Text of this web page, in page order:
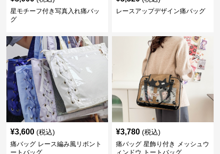
星モチーフ付き写真入れ痛バッ
グ
レースアップデザイン痛バッグ
¥3,600 (税込)
痛バッグ レース編み風リボント
ートバッグ
¥3,780 (税込)
痛バッグ 星飾り付き メッシュウ
ィンドウ トートバッグ